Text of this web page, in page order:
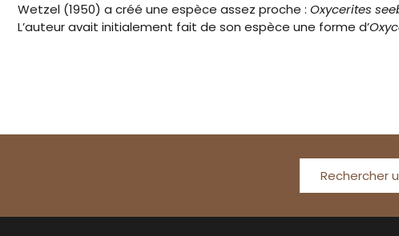
Wetzel (1950) a créé une espèce assez proche : Oxycerites
L’auteur avait initialement fait de son espèce une forme d’
Rechercher